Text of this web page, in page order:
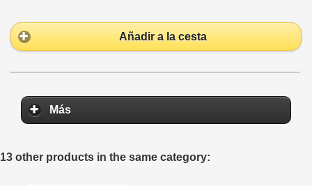
Añadir a la cesta
Más
13 other products in the same category: